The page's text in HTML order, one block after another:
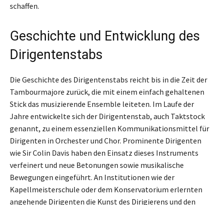
schaffen.
Geschichte und Entwicklung des
Dirigentenstabs
Die Geschichte des Dirigentenstabs reicht bis in die Zeit der
Tambourmajore zurück, die mit einem einfach gehaltenen
Stick das musizierende Ensemble leiteten. Im Laufe der
Jahre entwickelte sich der Dirigentenstab, auch Taktstock
genannt, zu einem essenziellen Kommunikationsmittel für
Dirigenten in Orchester und Chor. Prominente Dirigenten
wie Sir Colin Davis haben den Einsatz dieses Instruments
verfeinert und neue Betonungen sowie musikalische
Bewegungen eingeführt. An Institutionen wie der
Kapellmeisterschule oder dem Konservatorium erlernten
angehende Dirigenten die Kunst des Dirigierens und den